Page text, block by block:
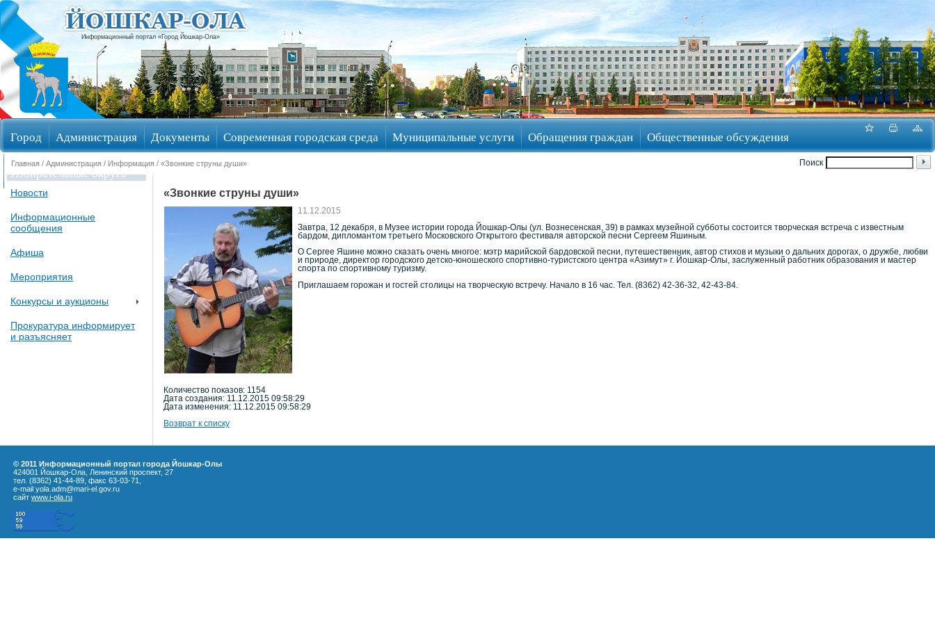
Информационный портал «Город Йошкар-Ола»
Город Администрация Документы Современная городская среда Муниципальные услуги Обращения граждан Общественные обсуждения
Избирательные округа
Поиск
Главная / Администрация / Информация / «Звонкие струны души»
Новости
Информационные
сообщения
Афиша
Мероприятия
Конкурсы и аукционы
Прокуратура информирует
и разъясняет
«Звонкие струны души»
11.12.2015
Завтра, 12 декабря, в Музее истории города Йошкар-Олы (ул. Вознесенская, 39) в рамках музейной субботы состоится творческая встреча с известным
бардом, дипломантом третьего Московского Открытого фестиваля авторской песни Сергеем Яшиным.
О Сергее Яшине можно сказать очень многое: мэтр марийской бардовской песни, путешественник, автор стихов и музыки о дальних дорогах, о дружбе, любви
и природе, директор городского детско-юношеского спортивно-туристского центра «Азимут» г. Йошкар-Олы, заслуженный работник образования и мастер
спорта по спортивному туризму.
Приглашаем горожан и гостей столицы на творческую встречу. Начало в 16 час. Тел. (8362) 42-36-32, 42-43-84.
Количество показов: 1154
Дата создания: 11.12.2015 09:58:29
Дата изменения: 11.12.2015 09:58:29
Возврат к списку
© 2011 Информационный портал города Йошкар-Олы
424001 Йошкар-Ола, Ленинский проспект, 27
тел. (8362) 41-44-89, факс 63-03-71,
e-mail yola.adm@mari-el.gov.ru
сайт www.i-ola.ru